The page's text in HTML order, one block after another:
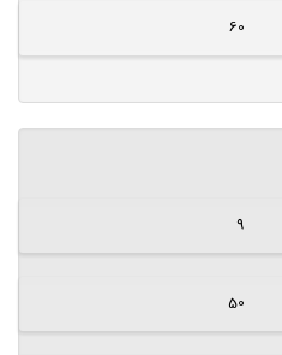
60
9
50